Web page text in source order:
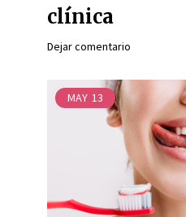
clínica
Dejar comentario
MAY 13